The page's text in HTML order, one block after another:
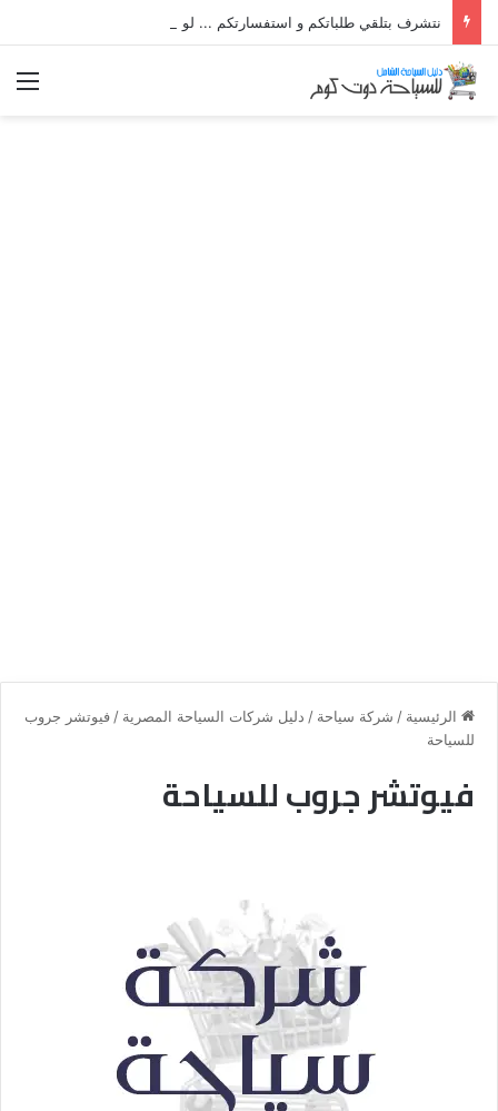
الرئيسية / شركة سياحة / دليل شركات السياحة المصرية / فيوتشر جروب
للسياحة
فيوتشر جروب للسياحة